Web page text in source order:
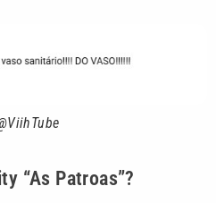
“As Patroas”?